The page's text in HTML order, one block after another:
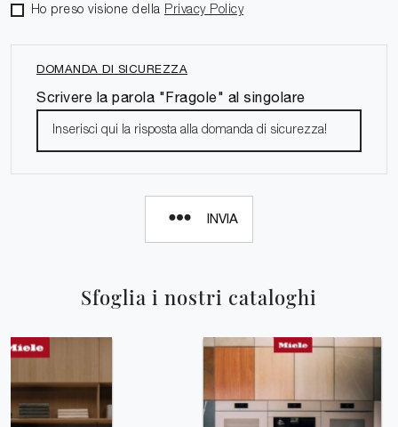
Sfoglia i nostri cataloghi
Ho preso visione della Privacy Policy
DOMANDA DI SICUREZZA
Scrivere la parola "Fragole" al singolare
INVIA